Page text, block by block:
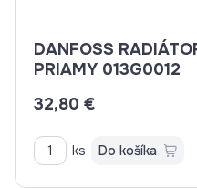
DANFOSS
PRIAMY 013G0012
32,80 €
ks Do košíka